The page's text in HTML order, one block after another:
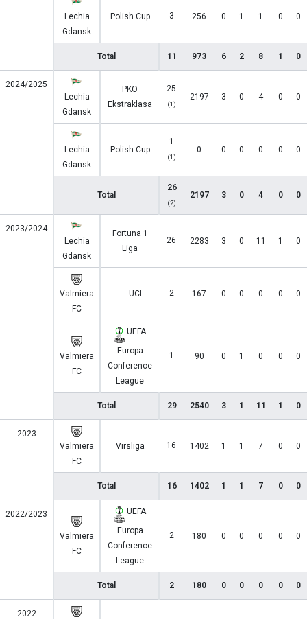
Lechia
Gdansk
Polish Cup 3 256 0 1 1 0 0
Total 11 973 6 2 8 1 0
2024/2025
Lechia
Gdansk
PKO
Ekstraklasa
25
(1)
2197 3 0 4 0 0
Lechia
Gdansk
Polish Cup
1
(1)
0 0 0 0 0 0
Total
26
(2)
2197 3 0 4 0 0
2023/2024
Lechia
Gdansk
Fortuna 1
Liga
26 2283 3 0 11 1 0
Valmiera
FC
UCL 2 167 0 0 0 0 0
Valmiera
FC
UEFA
Europa
Conference
League
1 90 0 1 0 0 0
Total 29 2540 3 1 11 1 0
2023
Valmiera
FC
Virsliga 16 1402 1 1 7 0 0
Total 16 1402 1 1 7 0 0
2022/2023
Valmiera
FC
UEFA
Europa
Conference
League
2 180 0 0 0 0 0
Total 2 180 0 0 0 0 0
2022